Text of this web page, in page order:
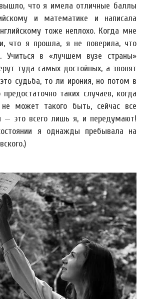
что я имела отличные баллы
и математике и написала
тоже неплохо. Когда мне
что я прошла, я не поверила, что
Учиться в «лучшем вузе страны»
туда самых достойных, а звонят
судьба, то ли ирония, но потом в
таких случаев, когда
может такого быть, сейчас все
— это всего лишь я, и передумают!
я однажды пребывала на